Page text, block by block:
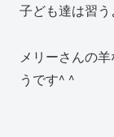
子ども達は習う
メリーさんの
うです^ ^